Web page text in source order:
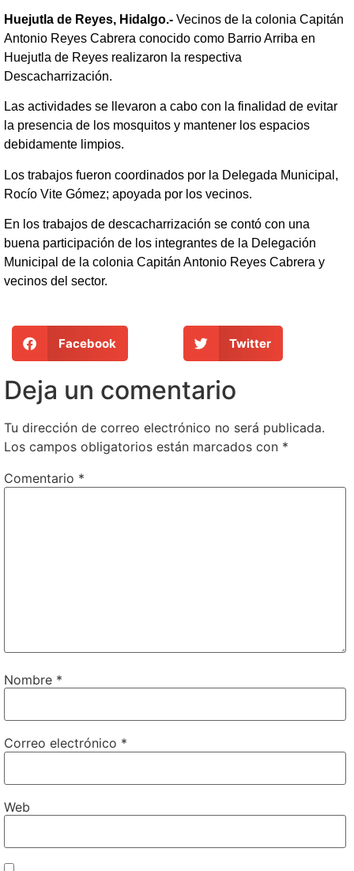
Huejutla de Reyes, Hidalgo.- Vecinos de la colonia Capitán
Antonio Reyes Cabrera conocido como Barrio Arriba en
Huejutla de Reyes realizaron la respectiva
Descacharrización.
Las actividades se llevaron a cabo con la finalidad de evitar
la presencia de los mosquitos y mantener los espacios
debidamente limpios.
Los trabajos fueron coordinados por la Delegada Municipal,
Rocío Vite Gómez; apoyada por los vecinos.
En los trabajos de descacharrización se contó con una
buena participación de los integrantes de la Delegación
Municipal de la colonia Capitán Antonio Reyes Cabrera y
vecinos del sector.
Facebook Twitter
Deja un comentario
Tu dirección de correo electrónico no será publicada.
Los campos obligatorios están marcados con *
Comentario *
Nombre *
Correo electrónico *
Web